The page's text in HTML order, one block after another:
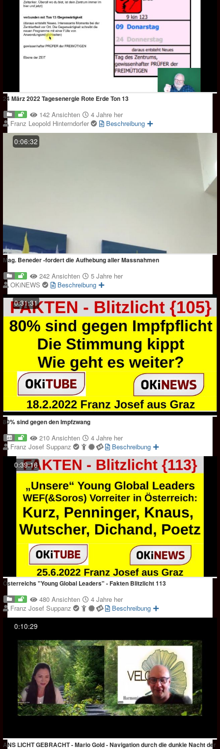
24 März 2022 Tagesenergie Rote Erde Ton 13
142 Ansichten
4 Jahre her
Franz Leopold Hinterndorfer
Beschreibung
0:06:32
Mag. Beneder -fordert die Aufhebung aller Massnahmen
242 Ansichten
5 Jahre her
OKiNEWS
Beschreibung
0:31:31
80% sind gegen den Impfzwang
210 Ansichten
4 Jahre her
Franz Josef Suppanz
Beschreibung
0:39:16
Österreichs "Young Global Leaders" - Fakten Blitzlicht 113
480 Ansichten
4 Jahre her
Franz Josef Suppanz
Beschreibung
0:10:29
ANS LICHT GEBRACHT - Mario Gold - Navigation durch die dunkle Nacht der